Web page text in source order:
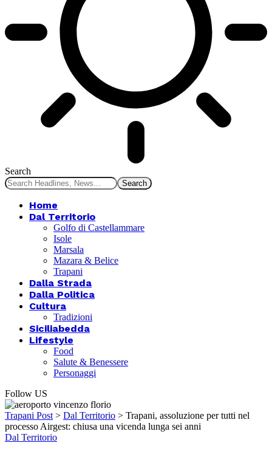
Search
Home
Dal Territorio
Golfo di Castellammare
Isole
Marsala
Mazara & Belice
Trapani
Dalla Strada
Dalla Politica
Cultura
Tradizioni
Siciliabedda
Lifestyle
Food
Salute & Benessere
Personaggi
Follow US
Trapani Post > Dal Territorio > Trapani, assoluzione per tutti nel
processo Airgest: chiusa una vicenda lunga sei anni
Dal Territorio